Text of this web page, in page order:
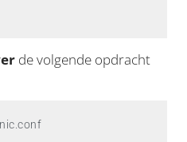
de volgende opdracht